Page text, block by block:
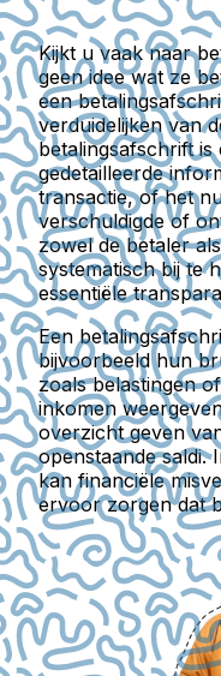
Kijkt u vaak naar
geen idee wat ze
een
verduidelijken van
betalingsafschrift
gedetailleerde
transactie, of het
verschuldigde of
zowel de betaler
systematisch bij te
essentiële
Een
bijvoorbeeld hun
zoals belastingen
inkomen
overzicht geven
openstaande saldi.
kan financiële
ervoor zorgen dat